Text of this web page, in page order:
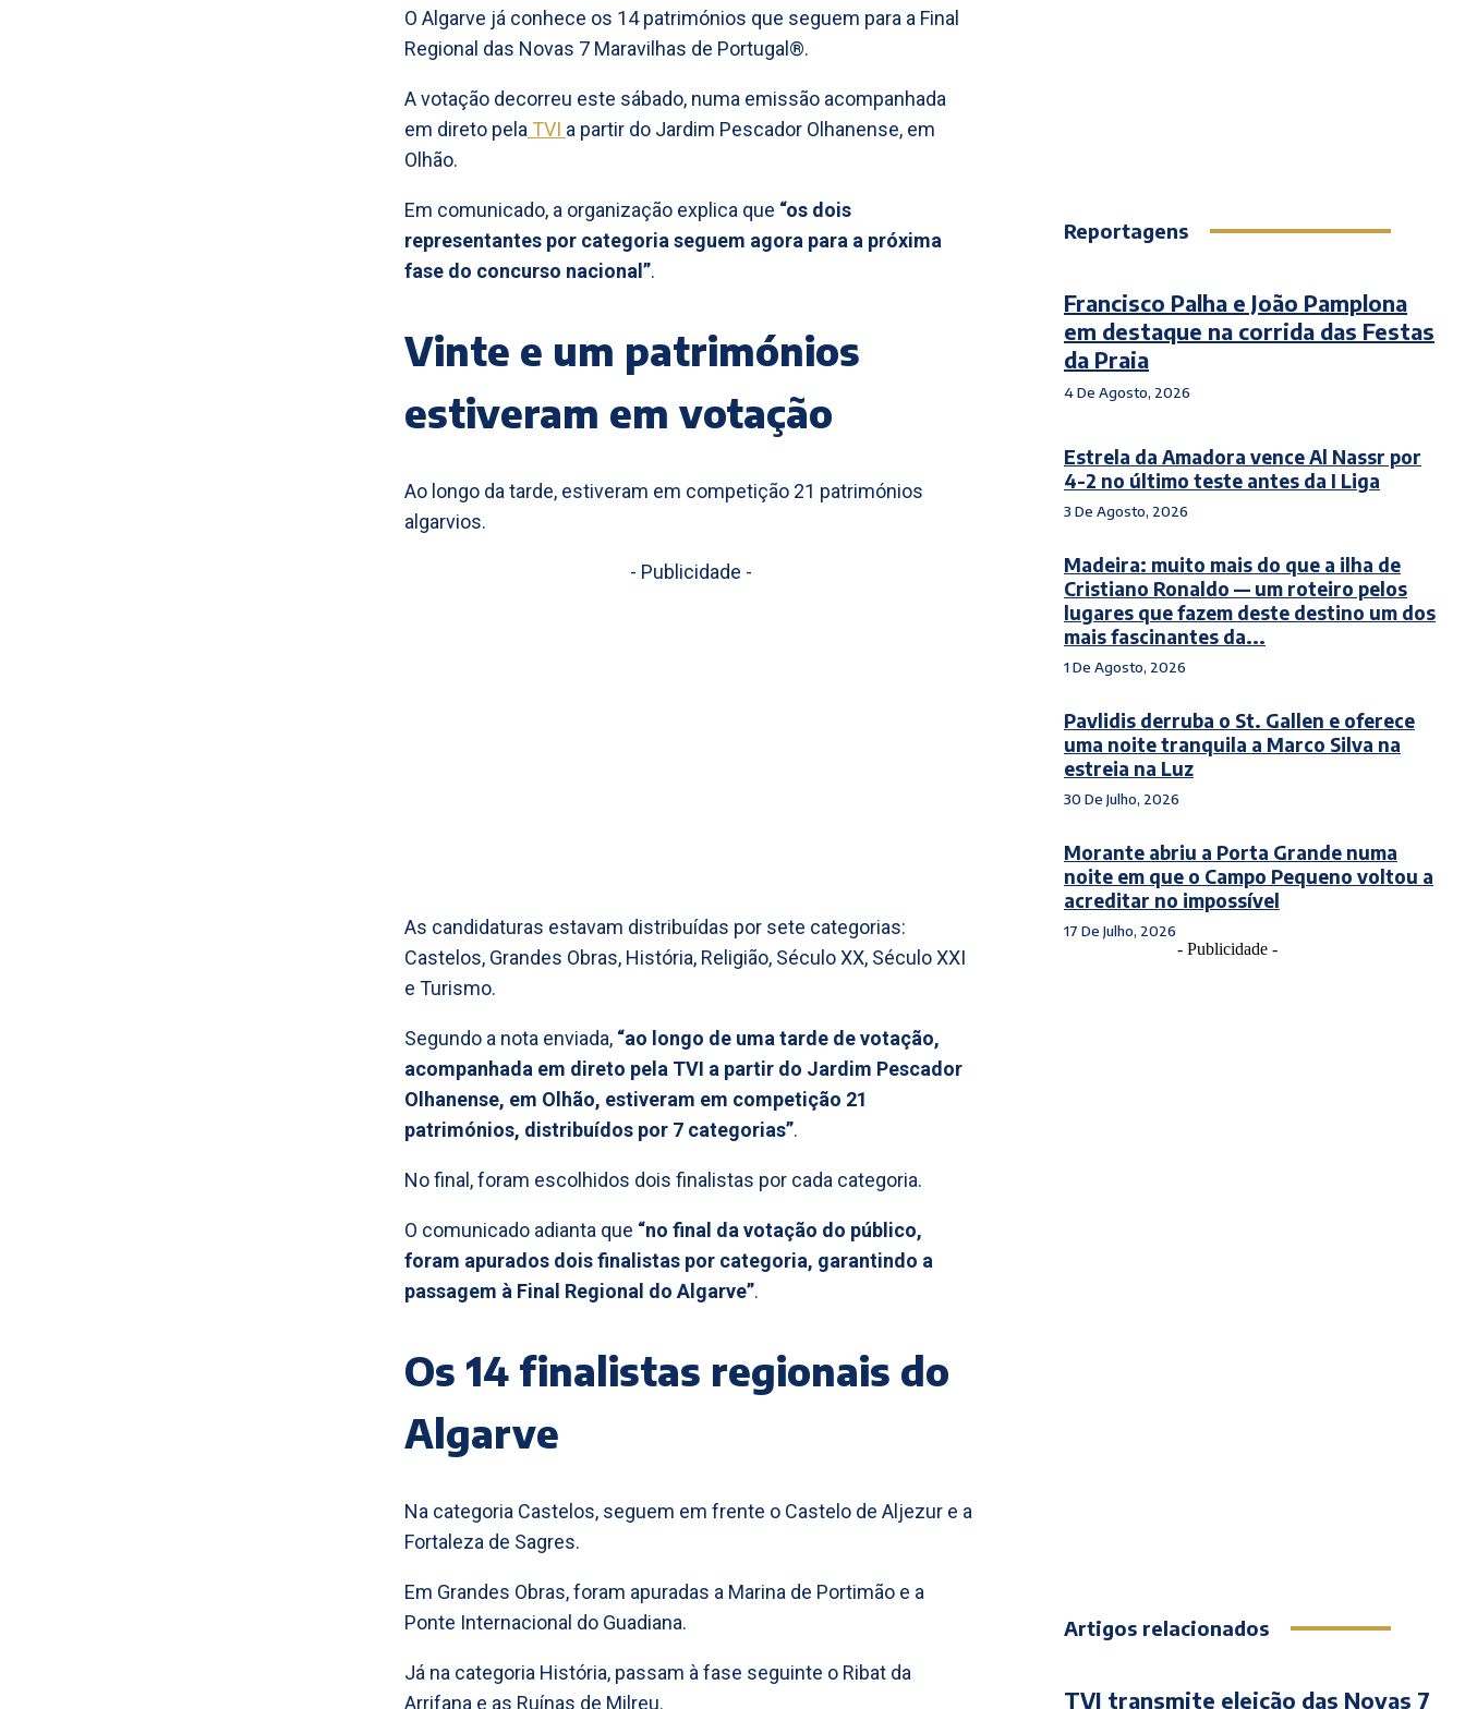
O Algarve já conhece os 14 patrimónios que seguem para a Final
Regional das Novas 7 Maravilhas de Portugal®.
A votação decorreu este sábado, numa emissão acompanhada
em direto pela TVI a partir do Jardim Pescador Olhanense, em
Olhão.
Em comunicado, a organização explica que “os dois
representantes por categoria seguem agora para a próxima
fase do concurso nacional”.
Vinte e um patrimónios
estiveram em votação
Ao longo da tarde, estiveram em competição 21 patrimónios
algarvios.
- Publicidade -
As candidaturas estavam distribuídas por sete categorias:
Castelos, Grandes Obras, História, Religião, Século XX, Século XXI
e Turismo.
Segundo a nota enviada, “ao longo de uma tarde de votação,
acompanhada em direto pela TVI a partir do Jardim Pescador
Olhanense, em Olhão, estiveram em competição 21
patrimónios, distribuídos por 7 categorias”.
No final, foram escolhidos dois finalistas por cada categoria.
O comunicado adianta que “no final da votação do público,
foram apurados dois finalistas por categoria, garantindo a
passagem à Final Regional do Algarve”.
Os 14 finalistas regionais do
Algarve
Na categoria Castelos, seguem em frente o Castelo de Aljezur e a
Fortaleza de Sagres.
Em Grandes Obras, foram apuradas a Marina de Portimão e a
Ponte Internacional do Guadiana.
Já na categoria História, passam à fase seguinte o Ribat da
Arrifana e as Ruínas de Milreu.
Reportagens
Francisco Palha e João Pamplona
em destaque na corrida das Festas
da Praia
4 De Agosto, 2026
Estrela da Amadora vence Al Nassr por
4-2 no último teste antes da I Liga
3 De Agosto, 2026
Madeira: muito mais do que a ilha de
Cristiano Ronaldo — um roteiro pelos
lugares que fazem deste destino um dos
mais fascinantes da...
1 De Agosto, 2026
Pavlidis derruba o St. Gallen e oferece
uma noite tranquila a Marco Silva na
estreia na Luz
30 De Julho, 2026
Morante abriu a Porta Grande numa
noite em que o Campo Pequeno voltou a
acreditar no impossível
17 De Julho, 2026
- Publicidade -
Artigos relacionados
TVI transmite eleição das Novas 7